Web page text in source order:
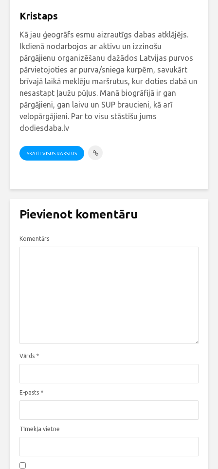
Kristaps
Kā jau ģeogrāfs esmu aizrautīgs dabas atklājējs.
Ikdienā nodarbojos ar aktīvu un izzinošu
pārgājienu organizēšanu dažādos Latvijas purvos
pārvietojoties ar purva/sniega kurpēm, savukārt
brīvajā laikā meklēju maršrutus, kur doties dabā un
nesastapt ļaužu pūļus. Manā biogrāfijā ir gan
pārgājieni, gan laivu un SUP braucieni, kā arī
velopārgājieni. Par to visu stāstīšu jums
dodiesdaba.lv
SKATĪT VISUS RAKSTUS
Pievienot komentāru
Komentārs
Vārds *
E-pasts *
Tīmekļa vietne